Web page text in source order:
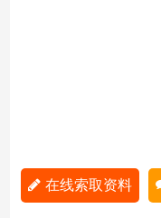
在线索取资料